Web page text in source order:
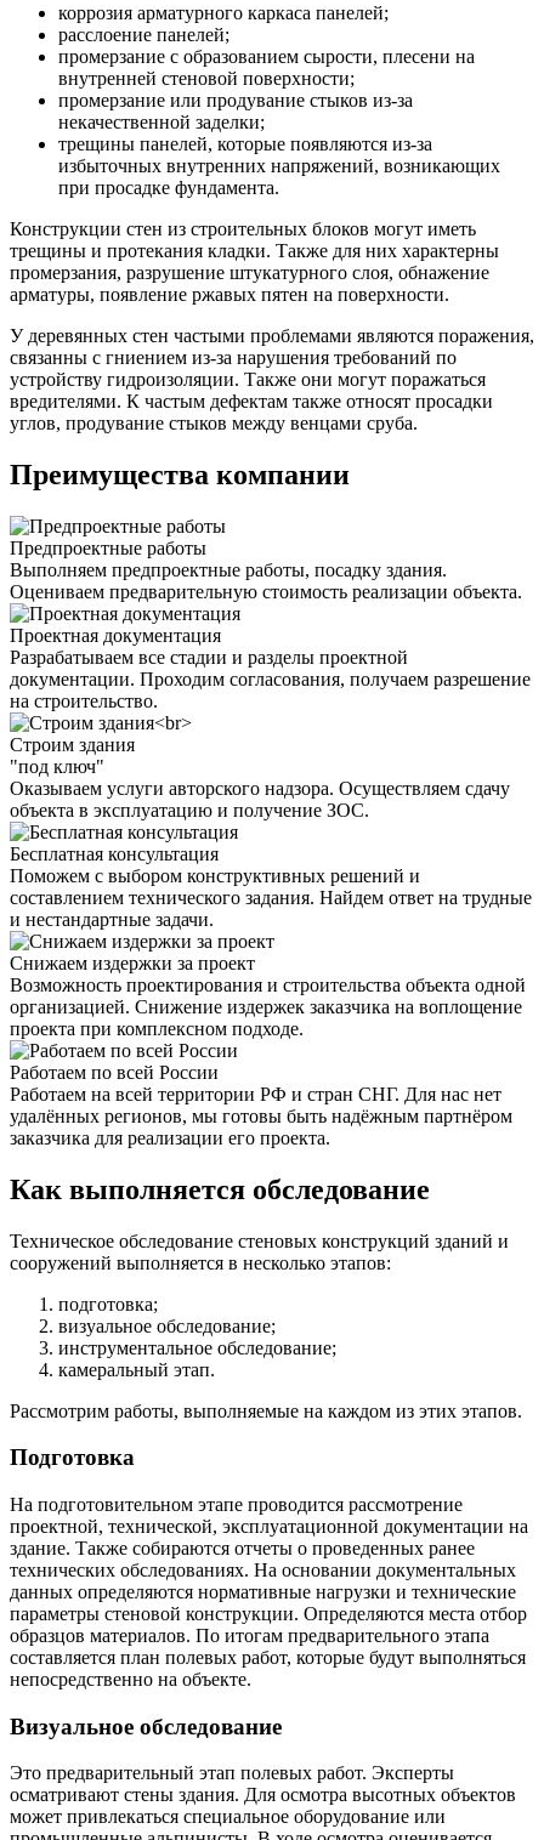
коррозия арматурного каркаса панелей;
расслоение панелей;
промерзание с образованием сырости, плесени на
внутренней стеновой поверхности;
промерзание или продувание стыков из-за
некачественной заделки;
трещины панелей, которые появляются из-за
избыточных внутренних напряжений, возникающих
при просадке фундамента.
Конструкции стен из строительных блоков могут иметь
трещины и протекания кладки. Также для них характерны
промерзания, разрушение штукатурного слоя, обнажение
арматуры, появление ржавых пятен на поверхности.
У деревянных стен частыми проблемами являются поражения,
связанны с гниением из-за нарушения требований по
устройству гидроизоляции. Также они могут поражаться
вредителями. К частым дефектам также относят просадки
углов, продувание стыков между венцами сруба.
Преимущества компании
Предпроектные работы
Выполняем предпроектные работы, посадку здания.
Оцениваем предварительную стоимость реализации объекта.
Проектная документация
Разрабатываем все стадии и разделы проектной
документации. Проходим согласования, получаем разрешение
на строительство.
Строим здания
"под ключ"
Оказываем услуги авторского надзора. Осуществляем сдачу
объекта в эксплуатацию и получение ЗОС.
Бесплатная консультация
Поможем с выбором конструктивных решений и
составлением технического задания. Найдем ответ на трудные
и нестандартные задачи.
Снижаем издержки за проект
Возможность проектирования и строительства объекта одной
организацией. Снижение издержек заказчика на воплощение
проекта при комплексном подходе.
Работаем по всей России
Работаем на всей территории РФ и стран СНГ. Для нас нет
удалённых регионов, мы готовы быть надёжным партнёром
заказчика для реализации его проекта.
Как выполняется обследование
Техническое обследование стеновых конструкций зданий и
сооружений выполняется в несколько этапов:
подготовка;
визуальное обследование;
инструментальное обследование;
камеральный этап.
Рассмотрим работы, выполняемые на каждом из этих этапов.
Подготовка
На подготовительном этапе проводится рассмотрение
проектной, технической, эксплуатационной документации на
здание. Также собираются отчеты о проведенных ранее
технических обследованиях. На основании документальных
данных определяются нормативные нагрузки и технические
параметры стеновой конструкции. Определяются места отбор
образцов материалов. По итогам предварительного этапа
составляется план полевых работ, которые будут выполняться
непосредственно на объекте.
Визуальное обследование
Это предварительный этап полевых работ. Эксперты
осматривают стены здания. Для осмотра высотных объектов
может привлекаться специальное оборудование или